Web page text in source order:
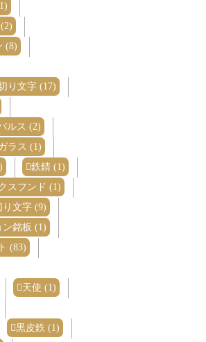
(8)
り文字 (17)
ルス (2)
ラス (1)
鉄錆 (1)
スフンド (1)
り文字 (9)
ン銘板 (1)
(83)
天使 (1)
黒皮鉄 (1)